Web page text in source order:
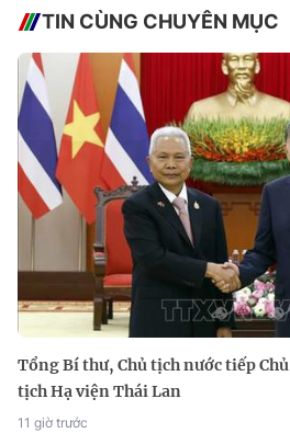
TIN CÙNG CHUYÊN MỤC
Tổng Bí thư, Chủ tịch nước tiếp
tịch Hạ viện Thái Lan
11 giờ trước